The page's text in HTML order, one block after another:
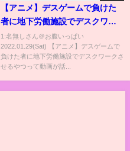
【アニメ】デスゲームで負けた
者に地下労働施設でデスクワー
クさせるやつ
1:名無しさん＠お腹いっぱい
2022.01.29(Sat) 【アニメ】デスゲームで
負けた者に地下労働施設でデスクワークさ
せるやつって動画が話...